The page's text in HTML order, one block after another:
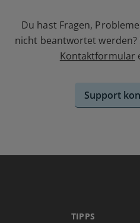
Du hast Fragen,
nicht beantwortet
Kontaktformular
Support
TIPPS